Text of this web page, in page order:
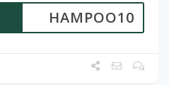
HAMPOO10